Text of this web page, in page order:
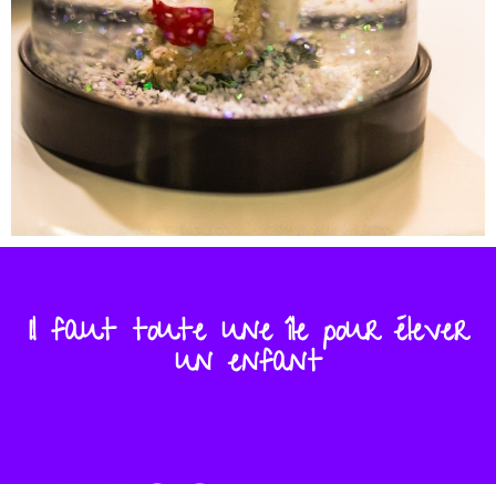
Il faut toute une île pour élever
un enfant